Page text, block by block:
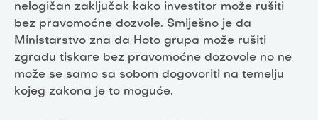
nelogičan zaključak kako investitor može rušiti
bez pravomoćne dozvole. Smiješno je da
Ministarstvo zna da Hoto grupa može rušiti
zgradu tiskare bez pravomoćne dozovole no ne
može se samo sa sobom dogovoriti na temelju
kojeg zakona je to moguće.